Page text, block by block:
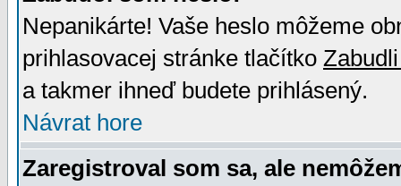
Nepanikárte! Vaše heslo môžeme
prihlasovacej stránke tlačítko
a takmer ihneď budete prihlásený.
Návrat hore
Zaregistroval som sa, ale